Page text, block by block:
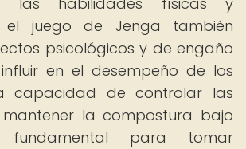
el juego de Jenga también
psicológicos y de engaño
en el desempeño de los
capacidad de controlar las
la compostura bajo
fundamental para tomar